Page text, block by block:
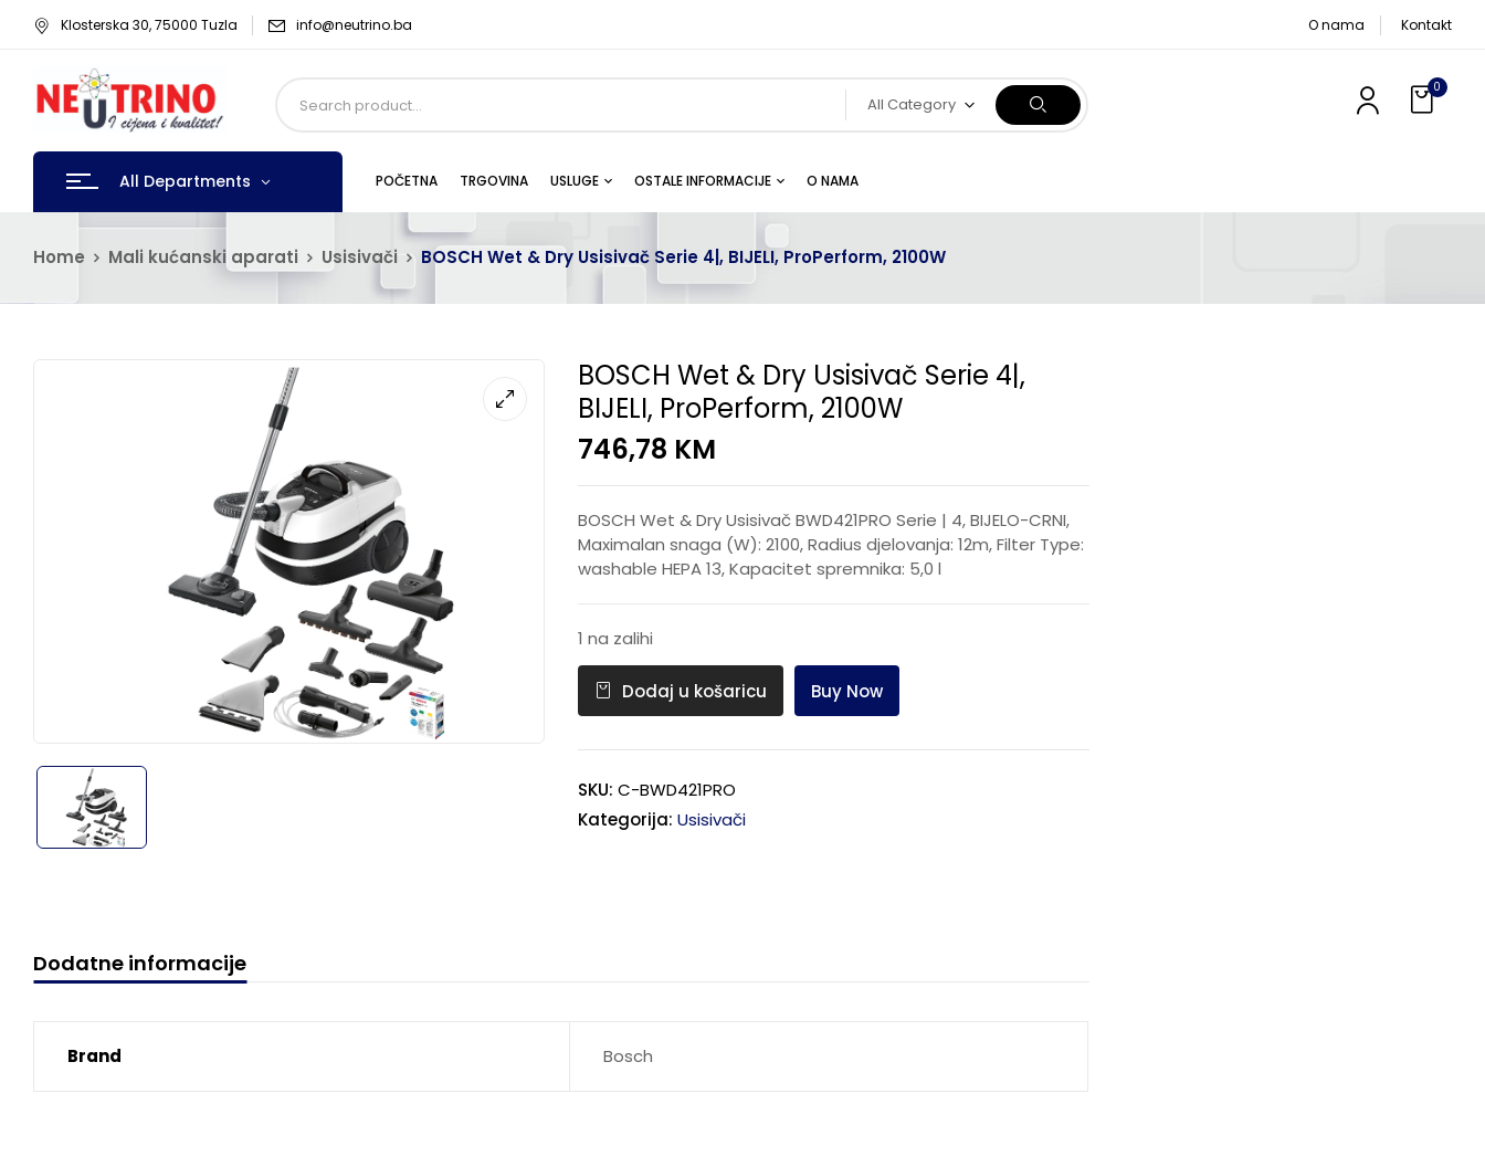
Klosterska 30, 75000 Tuzla info@neutrino.ba O nama Kontakt
All Category
0
All Departments POČETNA TRGOVINA USLUGE OSTALE INFORMACIJE O NAMA
Home Mali kućanski aparati Usisivači BOSCH Wet & Dry Usisivač Serie 4|, BIJELI, ProPerform, 2100W
BOSCH Wet & Dry Usisivač Serie 4|,
BIJELI, ProPerform, 2100W
746,78 KM
BOSCH Wet & Dry Usisivač BWD421PRO Serie | 4, BIJELO-CRNI,
Maximalan snaga (W): 2100, Radius djelovanja: 12m, Filter Type:
washable HEPA 13, Kapacitet spremnika: 5,0 l
1 na zalihi
Dodaj u košaricu Buy Now
SKU: C-BWD421PRO
Kategorija: Usisivači
Dodatne informacije
Brand Bosch